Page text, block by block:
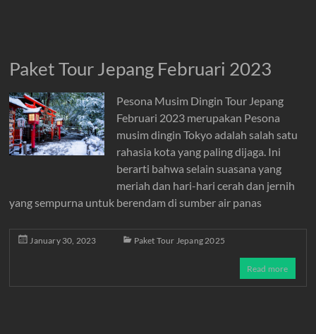
Paket Tour Jepang Februari 2023
Pesona Musim Dingin Tour Jepang
Februari 2023 merupakan Pesona
musim dingin Tokyo adalah salah satu
rahasia kota yang paling dijaga. Ini
berarti bahwa selain suasana yang
meriah dan hari-hari cerah dan jernih
yang sempurna untuk berendam di sumber air panas
January 30, 2023 Paket Tour Jepang 2025
Read more